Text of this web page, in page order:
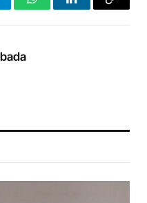
WhatsAppLinkedInCopy